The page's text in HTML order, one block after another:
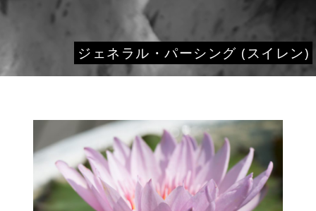
ジェネラル・パーシング (スイレン)